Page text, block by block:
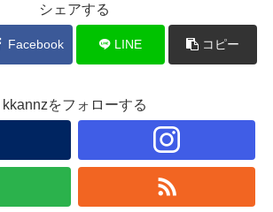
シェアする
Facebook LINE コピー
kkannzをフォローする